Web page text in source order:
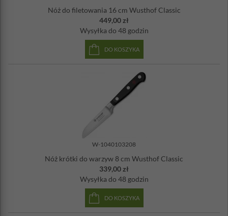
Nóż do filetowania 16 cm Wusthof Classic
449,00 zł
Wysyłka do 48 godzin
DO KOSZYKA
W-1040103208
Nóż krótki do warzyw 8 cm Wusthof Classic
339,00 zł
Wysyłka do 48 godzin
DO KOSZYKA